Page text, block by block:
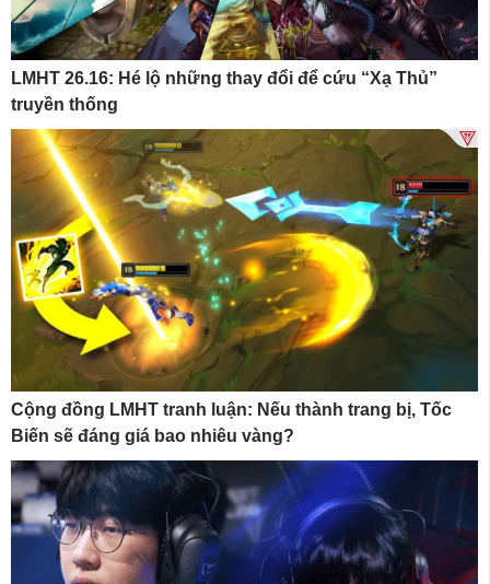
LMHT 26.16: Hé lộ những thay đổi để cứu “Xạ Thủ”
truyền thống
Cộng đồng LMHT tranh luận: Nếu thành trang bị, Tốc
Biến sẽ đáng giá bao nhiêu vàng?